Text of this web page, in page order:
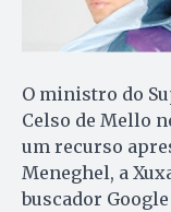
O ministro do
Celso de Mello
um recurso
Meneghel, a
buscador